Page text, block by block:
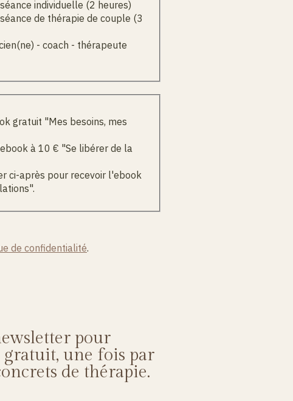
individuelle (2 heures)
de thérapie de couple (3
- coach - thérapeute
gratuit "Mes besoins, mes
à 10 € "Se libérer de la
ci-après pour recevoir l'ebook
de confidentialité.
pour
une fois par
de thérapie.